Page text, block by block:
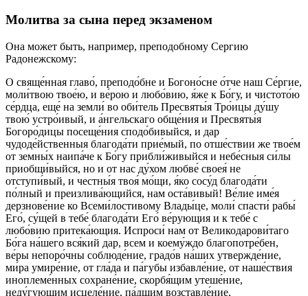
Молитва за сына перед экзаменом
Она может быть, например, преподобному Сергию
Радонежскому:
О свяще́нная главо́, преподо́бне и Богоно́сне о́тче наш Се́ргие,
моли́твою твое́ю, и ве́рою и любо́вию, я́же к Бо́гу, и чистото́ю
се́рдца, еще́ на земли́ во оби́тель Пресвяты́я Тро́ицы ду́шу
твою́ устро́ивый, и а́нгельскаго обще́ния и Пресвяты́я
Богоро́дицы посеще́ния сподо́бивыйся, и дар
чудоде́йственныя благода́ти прие́мый, по отше́ствии же твое́м
от земны́х наипа́че к Бо́гу прибли́живыйся и небе́сныя си́лы
приобщи́выйся, но и от нас ду́хом любве́ своея́ не
отступи́вый, и честны́я твоя́ мо́щи, я́ко сосу́д благода́ти
по́лный и преизлива́ющийся, нам оста́вивый! Ве́лие име́я
дерзнове́ние ко Всеми́лостивому Влады́це, моли́ спасти́ рабы́
Его́, су́щей в тебе́ благода́ти Его́ ве́рующия и к тебе́ с
любо́вию притека́ющия. Испроси́ нам от Великодарови́таго
Бо́га на́шего вся́кий дар, всем и коему́ждо благопотре́бен,
ве́ры непоро́чны соблюде́ние, градо́в на́ших утвержде́ние,
ми́ра умире́ние, от гла́да и па́губы избавле́ние, от наше́ствия
иноплеме́нных сохране́ние, скорбя́щим утеше́ние,
неду́гующим исцеле́ние, па́дшим возставле́ние,